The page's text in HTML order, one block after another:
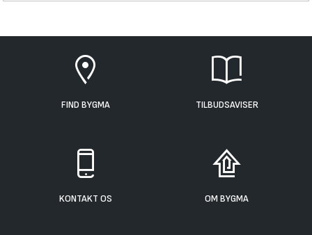
FIND BYGMA TILBUDSAVISER
KONTAKT OS OM BYGMA